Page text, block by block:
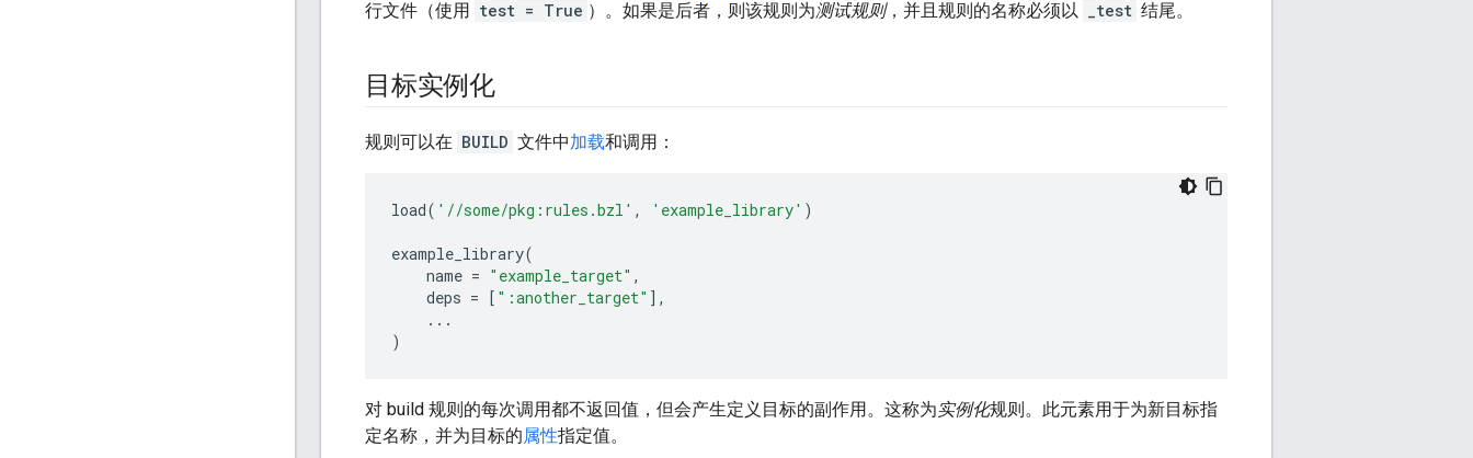
行文件（使用 test = True ）。如果是后者，则该规则为测试规则，并且规则的名称必须以 _test 结尾。
目标实例化
规则可以在 BUILD 文件中加载和调用：
load( '//some/pkg:rules.bzl' , 'example_library' )
example_library(
name = "example_target" ,
deps = [ ":another_target" ],
...
)
对 build 规则的每次调用都不返回值，但会产生定义目标的副作用。这称为实例化规则。此元素用于为新目标指
定名称，并为目标的属性指定值。